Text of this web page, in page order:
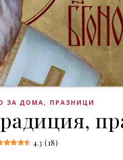
ЗА ДОМА, ПРАЗНИЦИ
4.3 (18)